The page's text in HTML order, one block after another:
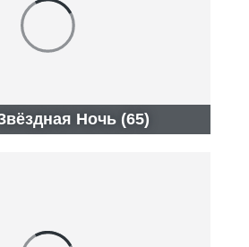
Ночь (65)